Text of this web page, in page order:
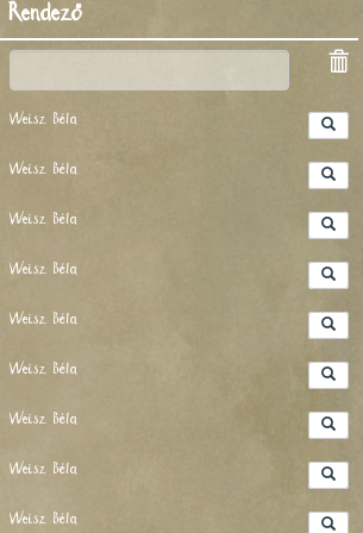
Rendező
Weisz Béla
Weisz Béla
Weisz Béla
Weisz Béla
Weisz Béla
Weisz Béla
Weisz Béla
Weisz Béla
Weisz Béla